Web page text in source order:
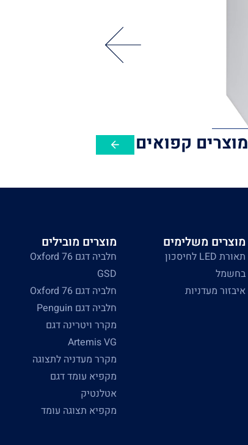
קפואים
מוצרים משלימים
תאורת LED לחיסכון
בחשמל
איבזור מעדניות
מוצרים מובילים
חלביה דגם Oxford 76
GSD
חלביה דגם Oxford 76
חלביה דגם Penguin
מקרר ויטרינה דגם
Artemis VG
מקרר מעדניה לתצוגה
מקפיא עומד דגם
אטלנטיק
מקפיא תצוגה עומד